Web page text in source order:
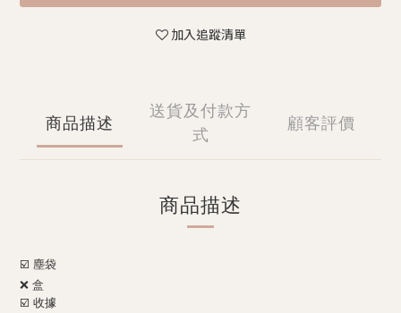
加入追蹤清單
商品描述
送貨及付款方
式
顧客評價
商品描述
☑️ 塵袋
❌ 盒
☑️ 收據